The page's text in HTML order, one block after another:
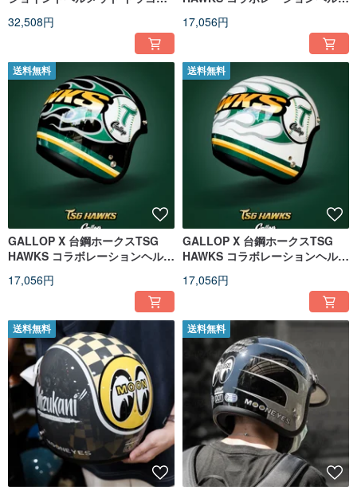
32,508円
メット ゴールド
17,056円
送料無料
GALLOP X 台鋼ホークスTSG
HAWKS コラボレーションヘルメ
ック
17,056円
送料無料
GALLOP X 台鋼ホークスTSG
HAWKS コラボレーションヘルメ
ホワイト
17,056円
送料無料 送料無料